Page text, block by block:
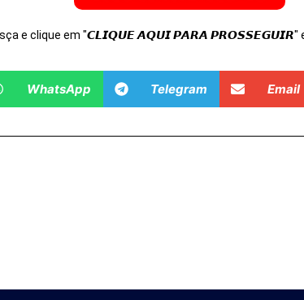
clique em "𝘾𝙇𝙄𝙌𝙐𝙀 𝘼𝙌𝙐𝙄 𝙋𝘼𝙍𝘼 𝙋𝙍𝙊𝙎𝙎𝙀𝙂𝙐𝙄𝙍"
WhatsApp Telegram Email